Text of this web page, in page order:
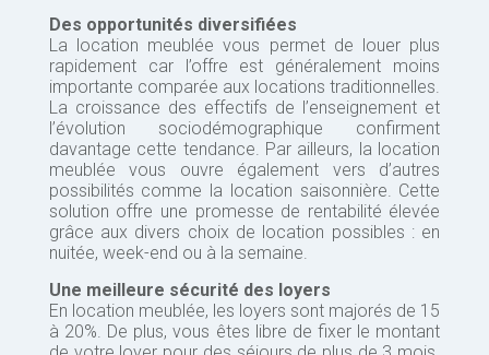
Des opportunités diversifiées
La location meublée vous permet de louer plus
rapidement car l’offre est généralement moins
importante comparée aux locations traditionnelles.
La croissance des effectifs de l’enseignement et
l’évolution sociodémographique confirment
davantage cette tendance. Par ailleurs, la location
meublée vous ouvre également vers d’autres
possibilités comme la location saisonnière. Cette
solution offre une promesse de rentabilité élevée
grâce aux divers choix de location possibles : en
nuitée, week-end ou à la semaine.
Une meilleure sécurité des loyers
En location meublée, les loyers sont majorés de 15
à 20%. De plus, vous êtes libre de fixer le montant